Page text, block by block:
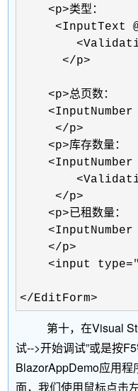
    <p>
类型：
<InputText
      </p>
    <p>
总页数：
     </p>
    <p>
库存数量：
     </p>
    <p>
已租数量：
    </p>
    <input type=
"
</EditForm>
第十，在Visual
试-->开始调试”或是按
BlazorAppDemo应用
面，我们使用鼠标点击